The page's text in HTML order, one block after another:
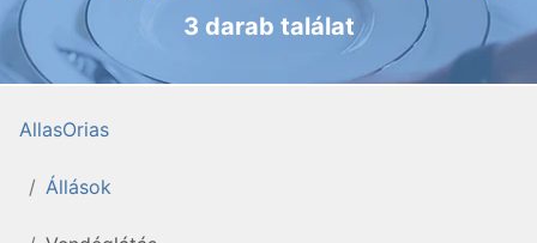
3 darab találat
AllasOrias
Állások